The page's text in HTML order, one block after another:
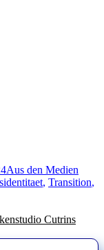
Kategorien
Aus den Medien
, Transition,
Cutrins